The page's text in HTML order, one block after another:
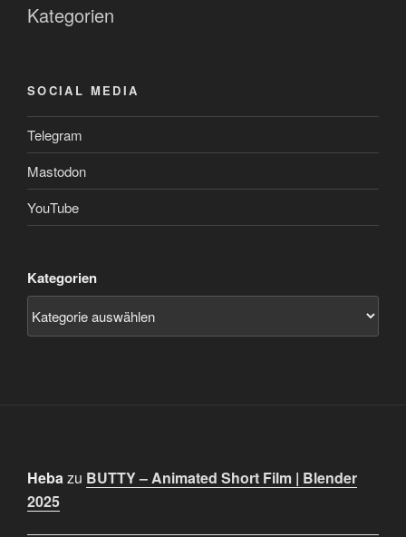
Kategorien
SOCIAL MEDIA
Telegram
Mastodon
YouTube
Kategorien
Hebazu BUTTY – Animated Short Film | Blender
2025